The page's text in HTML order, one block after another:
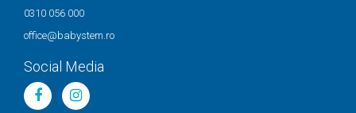
0310 056 000
office@babystem.ro
Social Media